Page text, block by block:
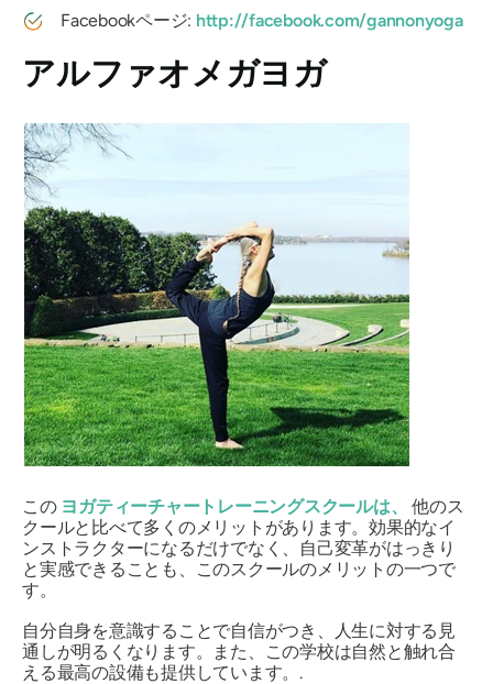
Facebookページ: http://facebook.com/gannonyoga
アルファオメガヨガ
この ヨガティーチャートレーニングスクールは、
他のス
クールと比べて多くのメリットがあります。効果的なイ
ンストラクターになるだけでなく、自己変革がはっきり
と実感できることも、このスクールのメリットの一つで
す。
自分自身を意識することで自信がつき、人生に対する見
通しが明るくなります。また、この学校は自然と触れ合
える最高の設備も提供しています。.